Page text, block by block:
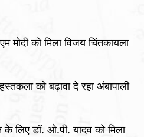
मोदी को मिला विजय चिंतकायला
को बढ़ावा दे रहा अंबापाली
के लिए डॉ. ओ.पी. यादव को मिला